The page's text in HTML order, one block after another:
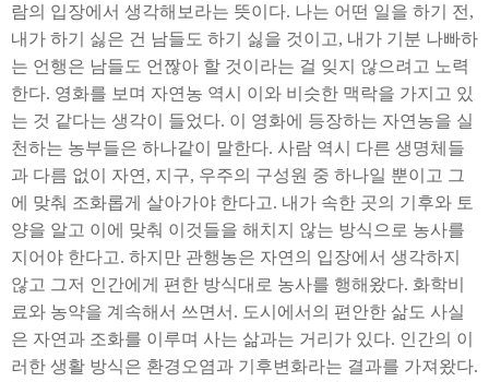
람의 입장에서 생각해보라는 뜻이다. 나는 어떤 일을 하기 전 ,
내가 하기 싫은 건 남들도 하기 싫을 것이고, 내가 기분 나빠하
는 언행은 남들도 언짢아 할 것이라는 걸 잊지 않으려고 노력
한다. 영화를 보며 자연농 역시 이와 비슷한 맥락을 가지고 있
는 것 같다는 생각이 들었다. 이 영화에 등장하는 자연농을 실
천하는 농부들은 하나같이 말한다. 사람 역시 다른 생명체들
과 다름 없이 자연 , 지구, 우주의 구성원 중 하나일 뿐이고 그
에 맞춰 조화롭게 살아가야 한다고. 내가 속한 곳의 기후와 토
양을 알고 이에 맞춰 이것들을 해치지 않는 방식으로 농사를
지어야 한다고. 하지만 관행농은 자연의 입장에서 생각하지
않고 그저 인간에게 편한 방식대로 농사를 행해왔다. 화학비
료와 농약을 계속해서 쓰면서 . 도시에서의 편안한 삶도 사실
은 자연과 조화를 이루며 사는 삶과는 거리가 있다. 인간의 이
러한 생활 방식은 환경오염과 기후변화라는 결과를 가져왔다.